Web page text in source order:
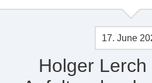
17. June
Holger